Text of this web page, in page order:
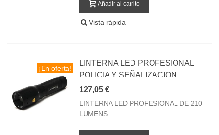
Añadir al carrito
Vista rápida
¡En oferta!
LINTERNA LED PROFESIONAL
POLICIA Y SEÑALIZACION
127,05 €
LINTERNA LED PROFESIONAL DE 210
LUMENS